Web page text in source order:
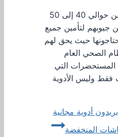
يدفع كبار السن حوالي 40 إلى 50
جيوبهم لتأمين جميع
حيث يحق لهم
الصحي العام
التي
فقط وليس الأدوية
يريدون أدوية مجانية
المنخفضة